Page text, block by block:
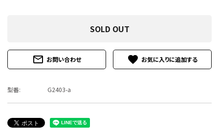
SOLD OUT
mail_outline お問い合わせ favorite
型番: G2403-a